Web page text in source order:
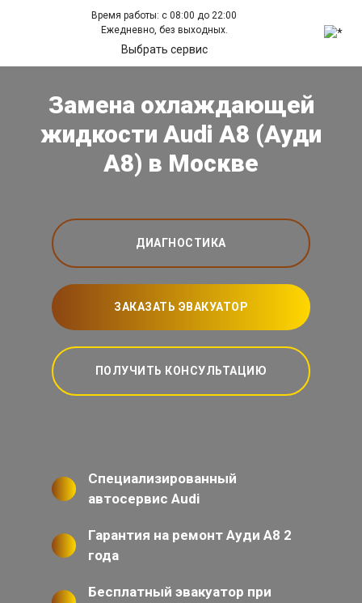
Время работы: с 08:00 до 22:00
Ежедневно, без выходных.
Выбрать сервис
Замена охлаждающей
жидкости Audi A8 (Ауди
А8) в Москве
ДИАГНОСТИКА
ЗАКАЗАТЬ ЭВАКУАТОР
ПОЛУЧИТЬ КОНСУЛЬТАЦИЮ
Специализированный
автосервис Audi
Гарантия на ремонт Ауди А8 2
года
Бесплатный эвакуатор при